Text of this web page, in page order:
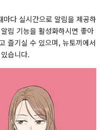
다 실시간으로 알림을 제공하
림 기능을 활성화하시면 좋아
즐기실 수 있으며, 뉴토끼에서
습니다.